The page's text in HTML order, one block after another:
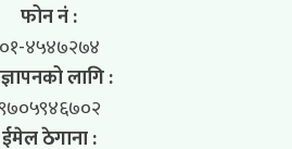
फोन नं :
०१-४५४७२७४
लागि :
ईमेल ठेगाना :